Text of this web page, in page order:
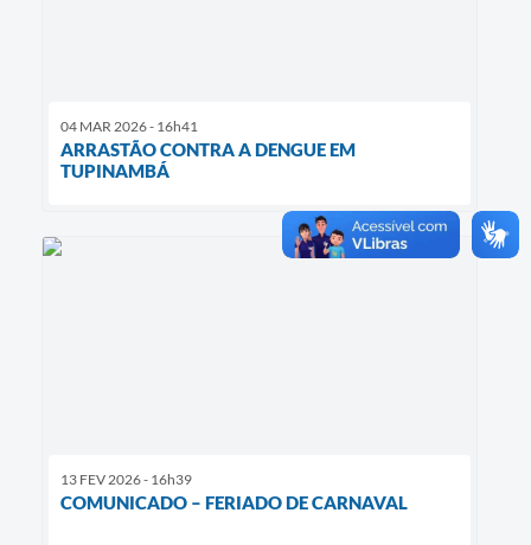
04 MAR 2026 - 16h41
ARRASTÃO CONTRA A DENGUE EM
TUPINAMBÁ
13 FEV 2026 - 16h39
COMUNICADO – FERIADO DE CARNAVAL